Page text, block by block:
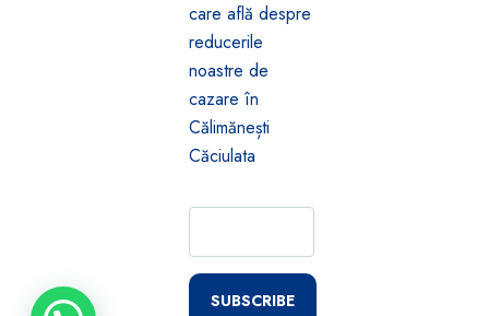
care află despre
reducerile
noastre de
cazare în
Călimănești
Căciulata
SUBSCRIBE